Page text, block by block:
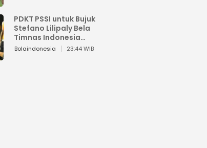
PDKT PSSI untuk Bujuk
Stefano Lilipaly Bela
Timnas Indonesia
Berakhir Berantakan
Bolaindonesia 23:44 WIB